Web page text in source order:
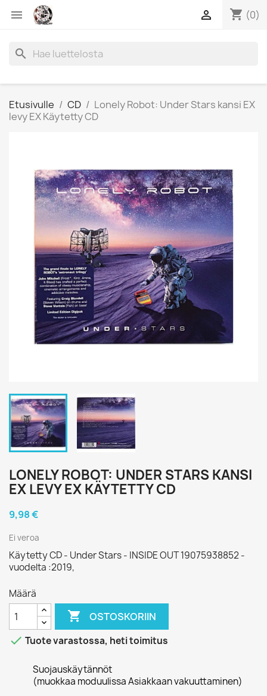
 shopping_cart (0)

search
Etusivulle CD
Lonely Robot: Under Stars kansi EX
levy EX Käytetty CD
LONELY ROBOT: UNDER STARS KANSI
EX LEVY EX KÄYTETTY CD
9,98 €
Ei veroa
Käytetty CD - Under Stars - INSIDE OUT 19075938852 -
vuodelta :2019,
Määrä
 OSTOSKORIIN
 Tuote varastossa, heti toimitus
Suojauskäytännöt
(muokkaa moduulissa Asiakkaan vakuuttaminen)